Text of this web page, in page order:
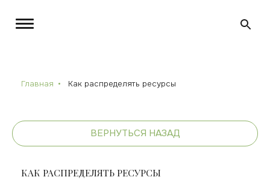
Главная Как распределять ресурсы
ВЕРНУТЬСЯ НАЗАД
КАК РАСПРЕДЕЛЯТЬ РЕСУРСЫ